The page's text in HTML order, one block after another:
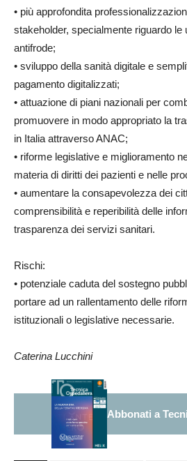
• più approfondita
stakeholder, specialmente riguardo le
antifrode;
• sviluppo della sanità digitale e
pagamento digitalizzati;
• attuazione di piani nazionali per
promuovere in modo appropriato la
in Italia attraverso ANAC;
• riforme legislative e miglioramento
materia di diritti dei pazienti e nelle
• aumentare la consapevolezza dei
comprensibilità e reperibilità delle
trasparenza dei servizi sanitari.
Rischi:
• potenziale caduta del sostegno
portare ad un rallentamento delle
istituzionali o legislative necessarie.
Caterina Lucchini
Abbonati a